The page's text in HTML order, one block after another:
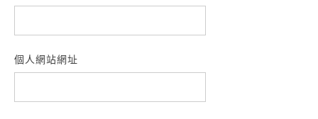
個人網站網址